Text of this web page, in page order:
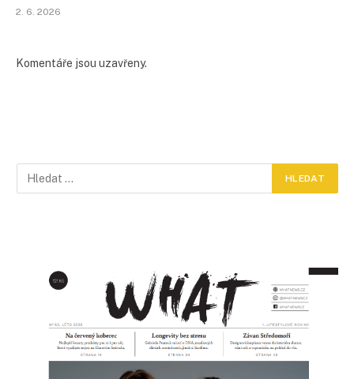
2. 6. 2026
Komentáře jsou uzavřeny.